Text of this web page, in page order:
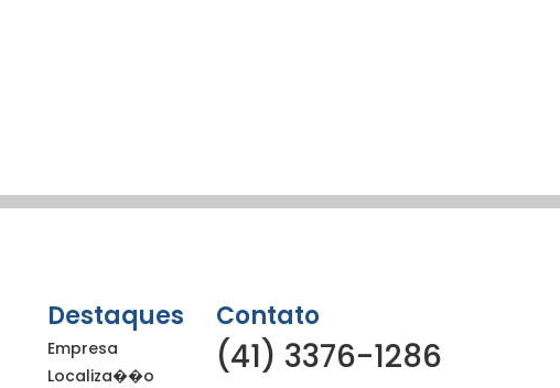
Destaques
Empresa
Localiza��o
Contato
(41) 3376-1286